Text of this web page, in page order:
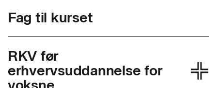
Fag til kurset
RKV før
erhvervsuddannelse for